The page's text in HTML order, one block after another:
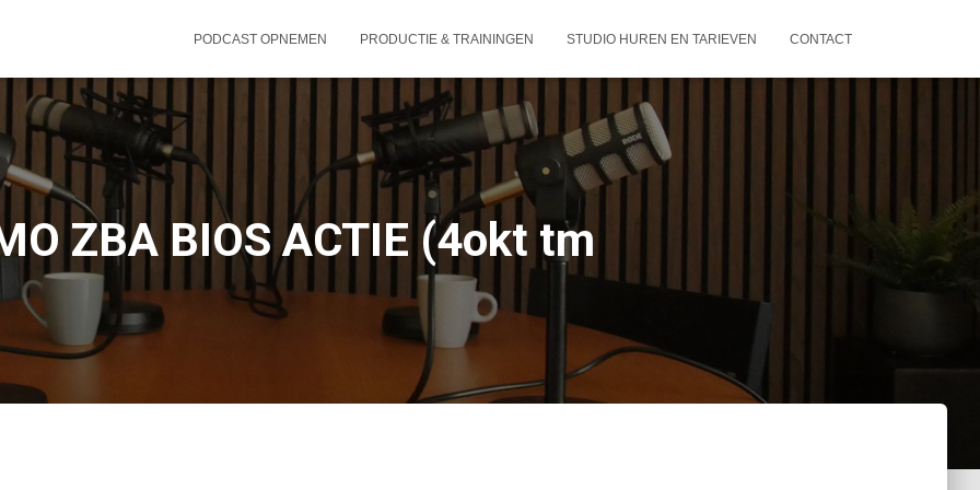
PODCAST OPNEMEN PRODUCTIE & TRAININGEN STUDIO HUREN EN TARIEVEN CONTACT
ZBA BIOS ACTIE (4okt tm